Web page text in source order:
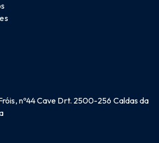
nº44 Cave Drt. 2500-256 Caldas da